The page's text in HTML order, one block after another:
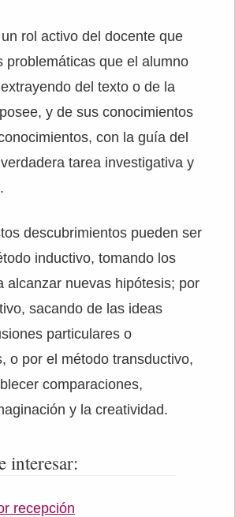
rol activo del docente que
problemáticas que el alumno
del texto o de la
y de sus conocimientos
con la guía del
tarea investigativa y
descubrimientos pueden ser
inductivo, tomando los
alcanzar nuevas hipótesis; por
sacando de las ideas
particulares o
o por el método transductivo,
comparaciones,
y la creatividad.
interesar:
recepción